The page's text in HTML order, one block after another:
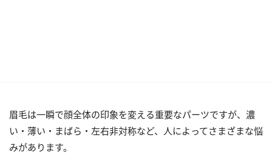
眉毛は一瞬で顔全体の印象を変える重要なパーツですが、濃
い・薄い・まばら・左右非対称など、人によってさまざまな悩
みがあります。